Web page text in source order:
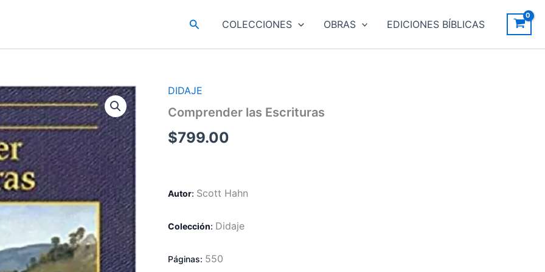
BuscarCOLECCIONES OBRAS EDICIONES BÍBLICAS
DIDAJE
Comprender las Escrituras
$799.00
Autor: Scott Hahn
Colección: Didaje
Páginas: 550